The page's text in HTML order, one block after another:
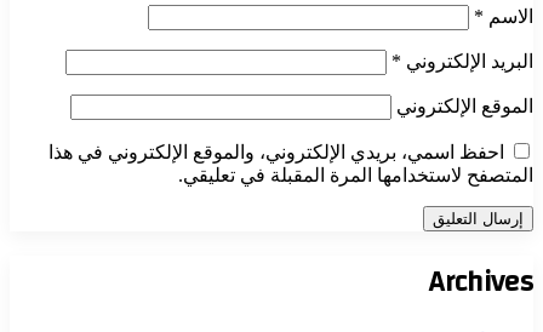
الاسم *
البريد الإلكتروني *
الموقع الإلكتروني
احفظ اسمي، بريدي الإلكتروني، والموقع الإلكتروني في هذا
المتصفح لاستخدامها المرة المقبلة في تعليقي.
Archives